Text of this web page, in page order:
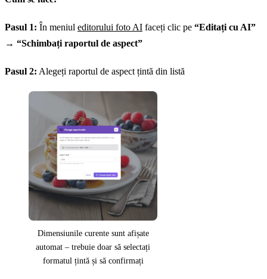
Pasul 1: În meniul editorului foto AI faceți clic pe “Editați cu AI”
→ “Schimbați raportul de aspect”
Pasul 2: Alegeți raportul de aspect țintă din listă
Dimensiunile curente sunt afișate
automat – trebuie doar să selectați
formatul țintă și să confirmați